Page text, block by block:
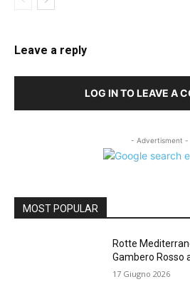
Leave a reply
LOG IN TO LEAVE A
- Advertisment -
MOST POPULAR
Rotte
Gambero Rosso
17 Giugno 2026